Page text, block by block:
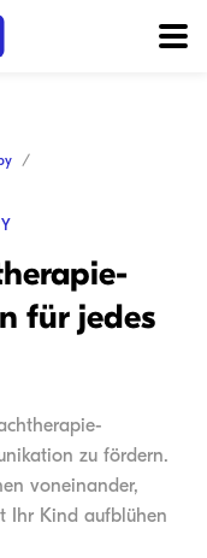
für jedes
zu fördern.
voneinander,
Ihr Kind aufblühen